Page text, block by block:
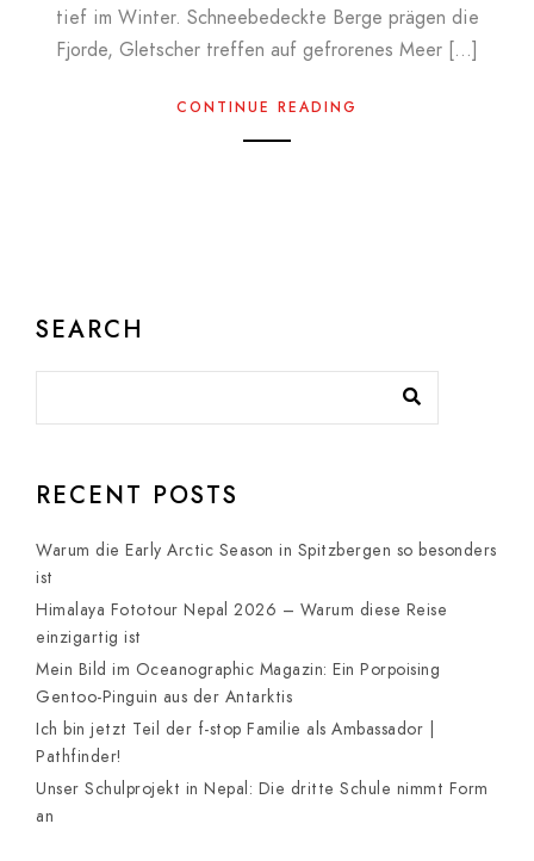
tief im Winter. Schneebedeckte Berge prägen die
Fjorde, Gletscher treffen auf gefrorenes Meer […]
CONTINUE READING
SEARCH
RECENT POSTS
Warum die Early Arctic Season in Spitzbergen so besonders
ist
Himalaya Fototour Nepal 2026 – Warum diese Reise
einzigartig ist
Mein Bild im Oceanographic Magazin: Ein Porpoising
Gentoo-Pinguin aus der Antarktis
Ich bin jetzt Teil der f-stop Familie als Ambassador |
Pathfinder!
Unser Schulprojekt in Nepal: Die dritte Schule nimmt Form
an